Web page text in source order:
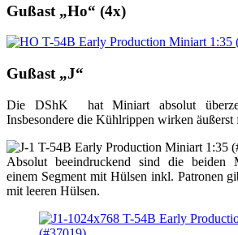
Gußast „Ho“ (4x)
Gußast „J“
Die DShK hat Miniart absolut
Insbesondere die Kühlrippen wirken äußerst
Absolut beeindruckend sind die beiden
einem Segment mit Hülsen inkl. Patronen
mit leeren Hülsen.